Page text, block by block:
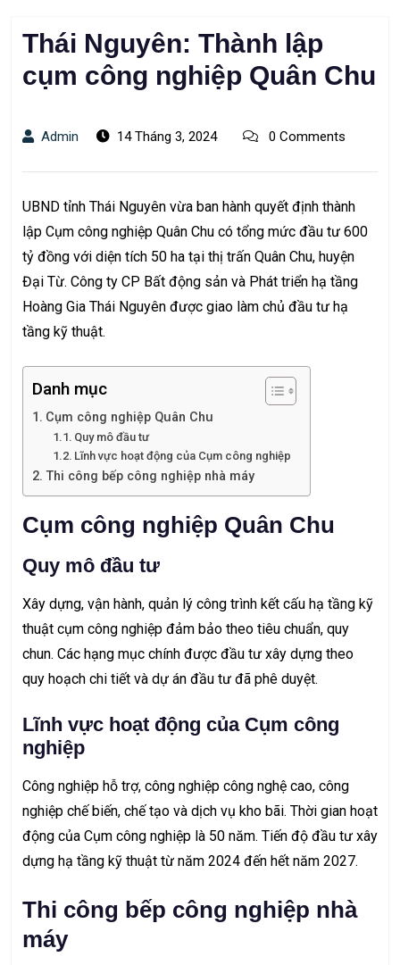
Thái Nguyên: Thành lập
cụm công nghiệp Quân Chu
Admin 14 Tháng 3, 2024 0 Comments
UBND tỉnh Thái Nguyên vừa ban hành quyết định thành
lập Cụm công nghiệp Quân Chu có tổng mức đầu tư 600
tỷ đồng với diện tích 50 ha tại thị trấn Quân Chu, huyện
Đại Từ. Công ty CP Bất động sản và Phát triển hạ tầng
Hoàng Gia Thái Nguyên được giao làm chủ đầu tư hạ
tầng kỹ thuật.
Danh mục
Cụm công nghiệp Quân Chu
Quy mô đầu tư
Lĩnh vực hoạt động của Cụm công nghiệp
Thi công bếp công nghiệp nhà máy
Cụm công nghiệp Quân Chu
Quy mô đầu tư
Xây dựng, vận hành, quản lý công trình kết cấu hạ tầng kỹ
thuật cụm công nghiệp đảm bảo theo tiêu chuẩn, quy
chun. Các hạng mục chính được đầu tư xây dựng theo
quy hoạch chi tiết và dự án đầu tư đã phê duyệt.
Lĩnh vực hoạt động của Cụm công
nghiệp
Công nghiệp hỗ trợ, công nghiệp công nghệ cao, công
nghiệp chế biến, chế tạo và dịch vụ kho bãi. Thời gian hoạt
động của Cụm công nghiệp là 50 năm. Tiến độ đầu tư xây
dựng hạ tầng kỹ thuật từ năm 2024 đến hết năm 2027.
Thi công bếp công nghiệp nhà
máy